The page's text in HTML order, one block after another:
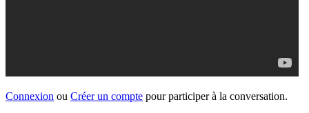
Connexion ou Créer un compte pour participer à la conversation.